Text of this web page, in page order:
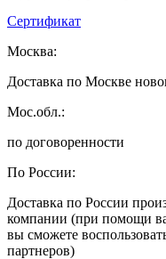
Сертификат
Москва:
Доставка по Москве
Мос.обл.:
по договоренности
По России:
Доставка по России
компании (при помощи
вы сможете
партнеров)